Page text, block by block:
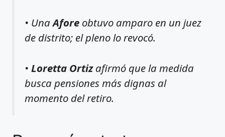
• UnaAfore obtuvo amparo en un juez
de distrito; el pleno lo revocó.
• Loretta Ortizafirmó que la medida
busca pensiones más dignas al
momento del retiro.